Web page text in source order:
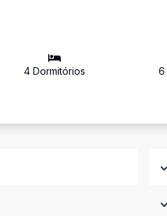
4Dormitórios 6